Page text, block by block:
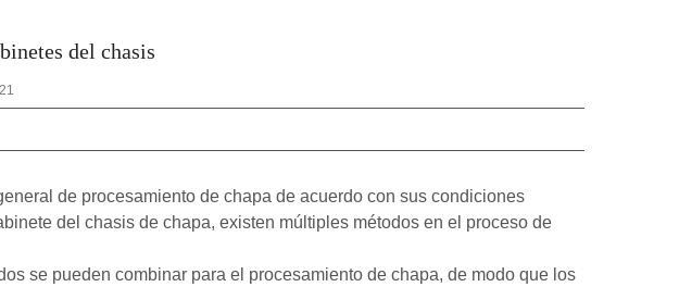
del chasis
de procesamiento de chapa de acuerdo con sus condiciones
del chasis de chapa, existen múltiples métodos en el proceso de
se pueden combinar para el procesamiento de chapa, de modo que los